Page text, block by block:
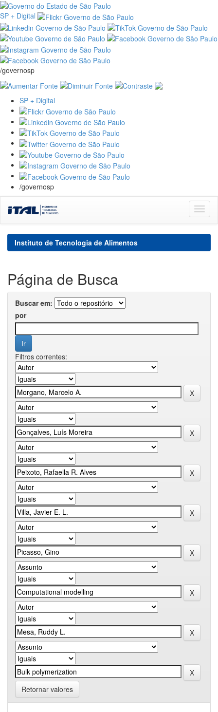
SP + Digital
/governosp
SP + Digital
/governosp
navigation
Instituto de Tecnologia de Alimentos
Página de Busca
Buscar em:
por
Filtros correntes:
Retornar valores